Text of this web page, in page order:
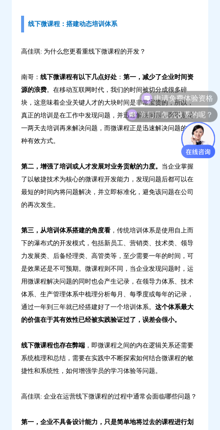
线下微课程：搭建动态培训体系
高佳琪: 为什么您更看重线下微课程的开发？
南哥： 线下微课程有以下几点好处 ： 第一，减少了企业时间资
源的浪费。在移动互联网时代，我们的时间被切分成很多碎
块，这意味着企业关键人才的大块时间是非常宝贵的，所以，
真正的培训是在工作中发现问题，并迅速解决问题，而不是花
一两天去培训再来解决问题，而微课程正是迅速解决问题的一
种有效方式。
第二，增强了培训或人才发展对业务贡献的力度。 当企业掌握
了以敏捷技术为核心的微课程开发能力，发现问题后都可以在
最短的时间内将问题解决，并立即标准化，避免该问题在公司
的再次发生。
第三 ，从培训体系搭建的角度看 ，传统培训体系是使用自上而
下的瀑布式的开发模式，包括新员工、营销类、技术类、领导
力发展类、后备经理类、高管类等，至少需要一年的时间，可
是效果还是不可预期。微课程则不同，当企业发现问题时，运
用微课程解决问题的同时也会产生记录，在领导力体系、技术
体系、生产管理体系中梳理分析每月、每季度或每年的记录，
通过一年到三年就已经搭建好了一个培训体系。 这个体系最大
的价值在于其有效性已经被实践验证过了，误差会很小。
线下微课程也存在弊端 ，即微课程之间的内在逻辑关系还需要
系统梳理和总结，需要在实践中不断探索如何结合微课程的敏
捷性和系统性，如何增强学员的学习体验等问题。
高佳琪: 企业在运营线下微课程的过程中通常会面临哪些问题？
第一， 企业不具备设计能力， 只是简单地将过去的课程进行划
申请免费体验资格
你们是怎么收费的呢？